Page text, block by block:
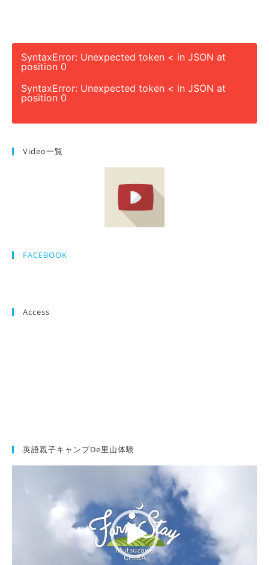
SyntaxError: Unexpected token < in JSON at
position 0
SyntaxError: Unexpected token < in JSON at
position 0
Video一覧
FACEBOOK
Access
英語親子キャンプde里山体験